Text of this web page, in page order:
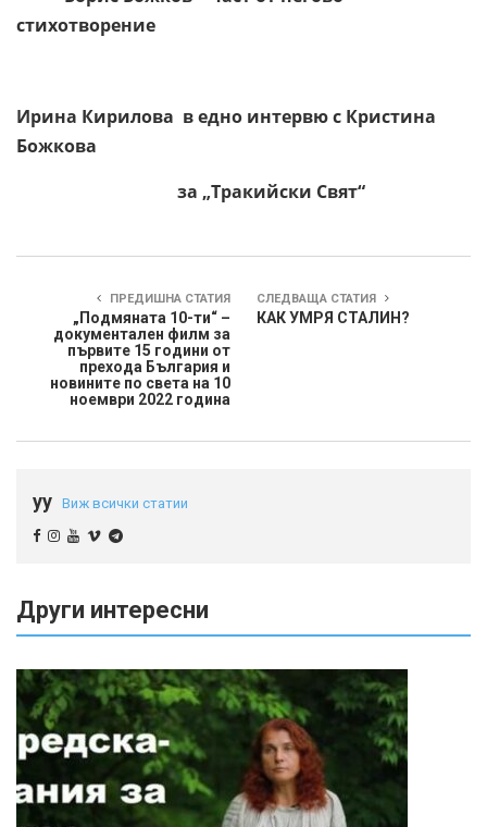
стихотворение
Ирина Кирилова в едно интервю с Кристина
Божкова
за „Тракийски Свят“
ПРЕДИШНА СТАТИЯ
„Подмяната 10-ти“ –
документален филм за
първите 15 години от
прехода България и
новините по света на 10
ноември 2022 година
СЛЕДВАЩА СТАТИЯ
КАК УМРЯ СТАЛИН?
yy Виж всички статии
Други интересни